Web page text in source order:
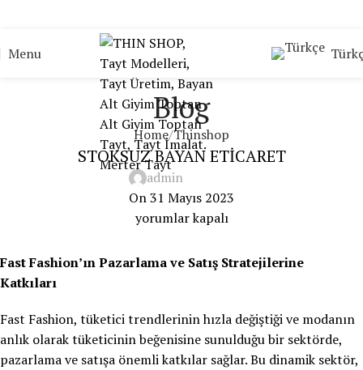
Menu
Blog
Home Thinshop
STOKSUZ BAYAN ETİCARET
admin
On 31 Mayıs 2023
yorumlar kapalı
Fast Fashion’ın Pazarlama ve Satış Stratejilerine
Katkıları
Fast Fashion, tüketici trendlerinin hızla değiştiği ve modanın
anlık olarak tüketicinin beğenisine sunulduğu bir sektörde,
pazarlama ve satışa önemli katkılar sağlar. Bu dinamik sektör,